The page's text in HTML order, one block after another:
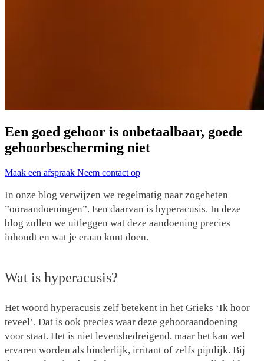
Een goed gehoor is onbetaalbaar, goede
gehoorbescherming niet
Maak een afspraak Neem contact op
In onze blog verwijzen we regelmatig naar zogeheten
”ooraandoeningen”. Een daarvan is hyperacusis. In deze
blog zullen we uitleggen wat deze aandoening precies
inhoudt en wat je eraan kunt doen.
Wat is hyperacusis?
Het woord hyperacusis zelf betekent in het Grieks ‘Ik hoor
teveel’. Dat is ook precies waar deze gehooraandoening
voor staat. Het is niet levensbedreigend, maar het kan wel
ervaren worden als hinderlijk, irritant of zelfs pijnlijk. Bij